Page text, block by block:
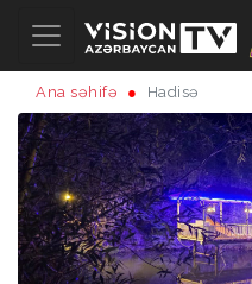
Ana səhifə Hadisə